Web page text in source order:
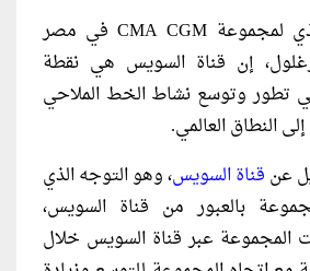
قال الرئيس التنفيذي لمجموعة CMA CGM في مصر
إن قناة السويس هي نقطة
تطور وتوسع نشاط الخط الملاحي
النطاق العالمي.
عن قناة السويس، وهو التوجه الذي
بالعبور من قناة السويس،
المجموعة عبر قناة السويس خلال